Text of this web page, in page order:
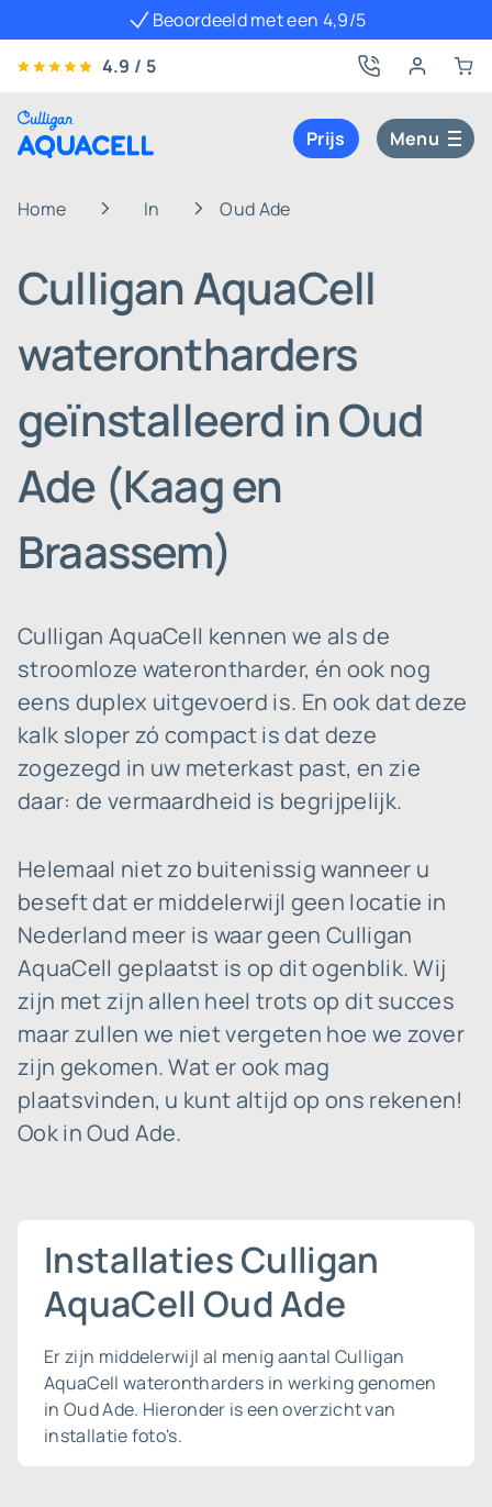
Beoordeeld met een 4,9/5
4.9 / 5
Prijs Menu
Home In Oud Ade
Culligan AquaCell
waterontharders
geïnstalleerd in Oud
Ade (Kaag en
Braassem)
Culligan AquaCell kennen we als de
stroomloze waterontharder, én ook nog
eens duplex uitgevoerd is. En ook dat deze
kalk sloper zó compact is dat deze
zogezegd in uw meterkast past, en zie
daar: de vermaardheid is begrijpelijk.
Helemaal niet zo buitenissig wanneer u
beseft dat er middelerwijl geen locatie in
Nederland meer is waar geen Culligan
AquaCell geplaatst is op dit ogenblik. Wij
zijn met zijn allen heel trots op dit succes
maar zullen we niet vergeten hoe we zover
zijn gekomen. Wat er ook mag
plaatsvinden, u kunt altijd op ons rekenen!
Ook in Oud Ade.
Installaties Culligan
AquaCell Oud Ade
Er zijn middelerwijl al menig aantal Culligan
AquaCell waterontharders in werking genomen
in Oud Ade. Hieronder is een overzicht van
installatie foto's.